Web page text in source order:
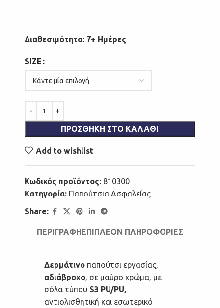
Διαθεσιμότητα: 7+ Ημέρες
SIZE
ΠΡΟΣΘΉΚΗ ΣΤΟ ΚΑΛΆΘΙ
Add to wishlist
Κωδικός προϊόντος: 810300
Κατηγορία: Παπούτσια Ασφαλείας
Share:
ΠΕΡΙΓΡΑΦΉΕΠΙΠΛΈΟΝ ΠΛΗΡΟΦΟΡΊΕΣ
Δερμάτινο παπούτσι εργασίας,
αδιάβροχο, σε μαύρο χρώμα, με
σόλα τύπου S3 PU/PU,
αντιολισθητική και εσωτερικό